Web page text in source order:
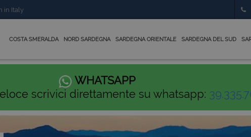
in Italy
COSTA SMERALDA NORD SARDEGNA SARDEGNA ORIENTALE SARDEGNA DEL SUD
WHATSAPP
scrivici direttamente su whatsapp: